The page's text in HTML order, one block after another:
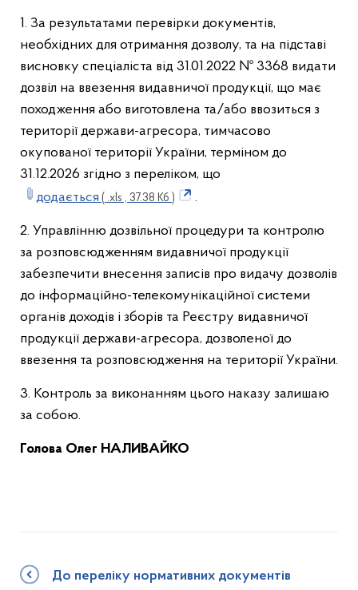
1. За результатами перевірки документів,
необхідних для отримання дозволу, та на підставі
висновку спеціаліста від 31.01.2022 № 3368 видати
дозвіл на ввезення видавничої продукції, що має
походження або виготовлена та/або ввозиться з
території держави-агресора, тимчасово
окупованої території України, терміном до
31.12.2026 згідно з переліком, що
додається ( .xls , 37.38 Кб ) .
2. Управлінню дозвільної процедури та контролю
за розповсюдженням видавничої продукції
забезпечити внесення записів про видачу дозволів
до інформаційно-телекомунікаційної системи
органів доходів і зборів та Реєстру видавничої
продукції держави-агресора, дозволеної до
ввезення та розповсюдження на території України.
3. Контроль за виконанням цього наказу залишаю
за собою.
Голова Олег НАЛИВАЙКО
До переліку нормативних документів